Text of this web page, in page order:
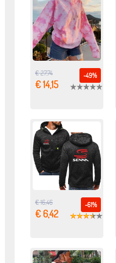
-49%
€ 27,74
€ 14,15
-61%
€ 16,46
€ 6,42